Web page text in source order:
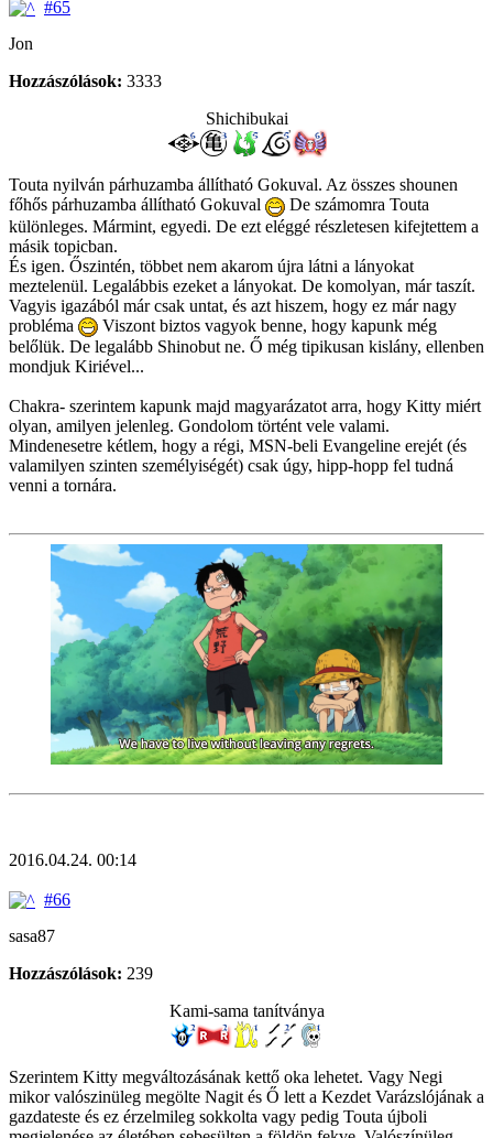
#65
Jon
Hozzászólások: 3333
Shichibukai
Touta nyilván párhuzamba állítható Gokuval. Az összes shounen
főhős párhuzamba állítható Gokuval
De számomra Touta
különleges. Mármint, egyedi. De ezt eléggé részletesen kifejtettem a
másik topicban.
És igen. Őszintén, többet nem akarom újra látni a lányokat
meztelenül. Legalábbis ezeket a lányokat. De komolyan, már taszít.
Vagyis igazából már csak untat, és azt hiszem, hogy ez már nagy
probléma
Viszont biztos vagyok benne, hogy kapunk még
belőlük. De legalább Shinobut ne. Ő még tipikusan kislány, ellenben
mondjuk Kiriével...
Chakra- szerintem kapunk majd magyarázatot arra, hogy Kitty miért
olyan, amilyen jelenleg. Gondolom történt vele valami.
Mindenesetre kétlem, hogy a régi, MSN-beli Evangeline erejét (és
valamilyen szinten személyiségét) csak úgy, hipp-hopp fel tudná
venni a tornára.
2016.04.24. 00:14
#66
sasa87
Hozzászólások: 239
Kami-sama tanítványa
Szerintem Kitty megváltozásának kettő oka lehetet. Vagy Negi
mikor valószinüleg megölte Nagit és Ő lett a Kezdet Varázslójának a
gazdateste és ez érzelmileg sokkolta vagy pedig Touta újboli